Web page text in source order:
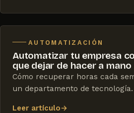
AUTOMATIZACIÓN
Automatizar tu empresa
que dejar de hacer a mano
Cómo recuperar horas cada
un departamento de tecnología.
Leer artículo→